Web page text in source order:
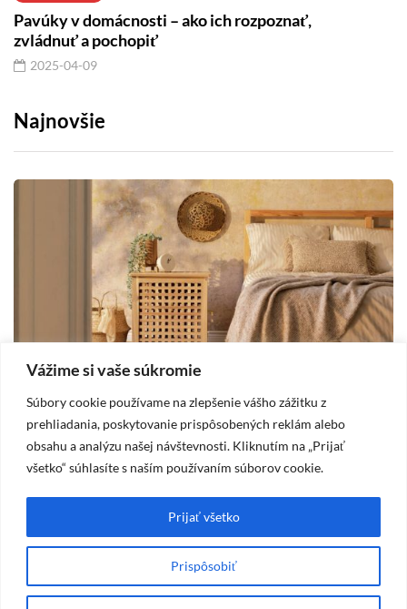
Vážime si vaše súkromie
Súbory cookie používame na zlepšenie vášho zážitku z
prehliadania, poskytovanie prispôsobených reklám alebo
obsahu a analýzu našej návštevnosti. Kliknutím na „Prijať
všetko“ súhlasíte s naším používaním súborov cookie.
Prispôsobiť
Prijať všetko
Pavúky v domácnosti – ako ich rozpoznať,
zvládnuť a pochopiť
2025-04-09
Najnovšie
DOM
2025-10-19
Vidiecka spálňa – štýl, ktorý prináša pokoj
Máte otázku? Napíšte mi nakontakt@lillys.sk